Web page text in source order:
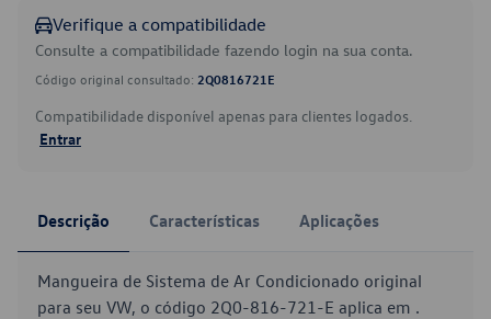
Verifique a compatibilidade
Consulte a compatibilidade fazendo login na sua conta.
Código original consultado: 2Q0816721E
Compatibilidade disponível apenas para clientes logados.
Entrar
Descrição Características Aplicações
Mangueira de Sistema de Ar Condicionado original
para seu VW, o código 2Q0-816-721-E aplica em .